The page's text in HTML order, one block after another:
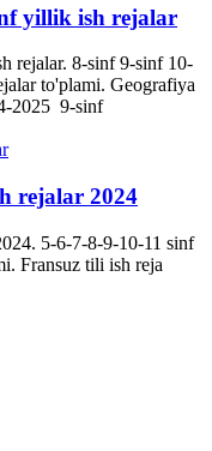
yillik ish rejalar
rejalar. 8-sinf 9-sinf 10-
to'plami. Geografiya
2025 9-sinf
rejalar 2024
5-6-7-8-9-10-11 sinf
Fransuz tili ish reja